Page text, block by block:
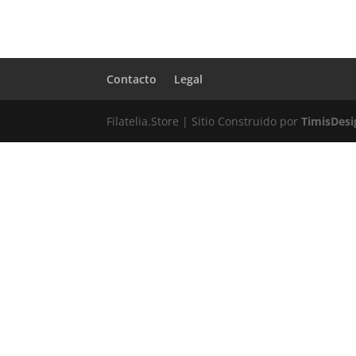
Contacto Legal
Filatelia.Store | Sitio Construido por